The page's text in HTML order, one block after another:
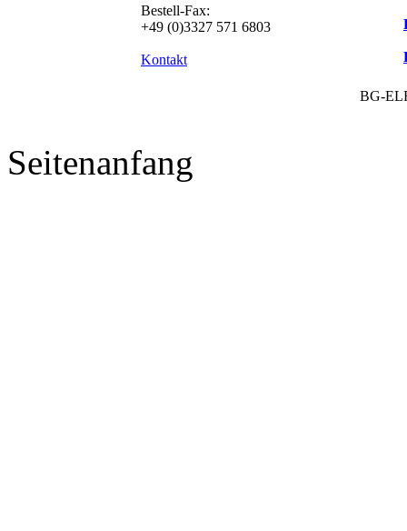
Bestell-Fax:
+49 (0)3327 571 6803
Kontakt
BG-
Seitenanfang